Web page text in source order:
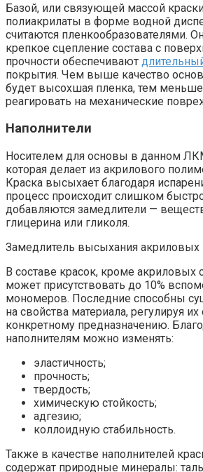
Базой, или связующей массой
полиакрилаты в форме водной
считаются пленкообразователями.
крепкое сцепление состава с
прочности обеспечивают
покрытия. Чем выше качество
будет высохшая пленка, тем меньше
реагировать на механические
Наполнители
Носителем для основы в данном
которая делает из акрилового
Краска высыхает благодаря
процесс происходит слишком
добавляются замедлители —
глицерина или гликоля.
Замедлитель высыхания акриловых
В составе красок, кроме акриловых
может присутствовать до 10%
мономеров. Последние способны
на свойства материала, регулируя их
конкретному предназначению.
наполнителям можно изменять:
эластичность;
прочность;
твердость;
химическую стойкость;
адгезию;
коллоидную стабильность.
Также в качестве наполнителей
содержат природные минералы: